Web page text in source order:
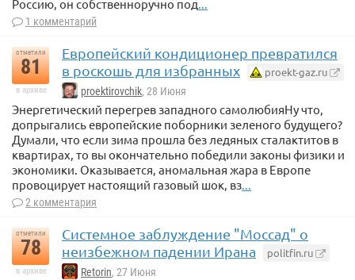
Россию, он собственноручно под
1 комментарий
отметили
81
в архиве
Европейский кондиционер превратился
в роскошь для избранных
proekt-gaz.ru
proektirovchik, 28 Июня
Энергетический перегрев западного самолюбияНу что,
допрыгались европейские поборники зеленого будущего?
Думали, что если зима прошла без ледяных сталактитов в
квартирах, то вы окончательно победили законы физики и
экономики. Оказывается, аномальная жара в Европе
провоцирует настоящий газовый шок, вз...
2 комментария
отметили
78
в архиве
Системное заблуждение "Моссад" о
неизбежном падении Ирана
politfin.ru
Retorin, 27 Июня